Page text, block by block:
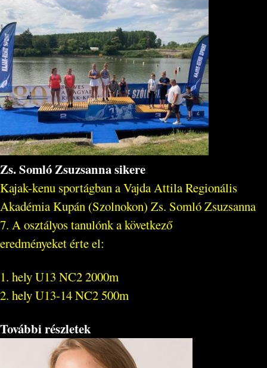
Zs. Somló Zsuzsanna sikere
Kajak-kenu sportágban a Vajda Attila Regionális
Akadémia Kupán (Szolnokon) Zs. Somló Zsuzsanna
7. A osztályos tanulónk a következő
eredményeket érte el:
1. hely U13 NC2 2000m
2. hely U13-14 NC2 500m
További részletek